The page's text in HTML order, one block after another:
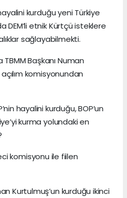
kurduğu yeni Türkiye
DEM’li etnik Kürtçü isteklere
sağlayabilmekti.
Başkanı Numan
komisyonundan
hayalini kurduğu, BOP’un
kurma yolundaki en
komisyonu ile fiilen
Kurtulmuş’un kurduğu ikinci